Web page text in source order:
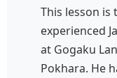
This lesson is
experienced
at Gogaku
Pokhara. He